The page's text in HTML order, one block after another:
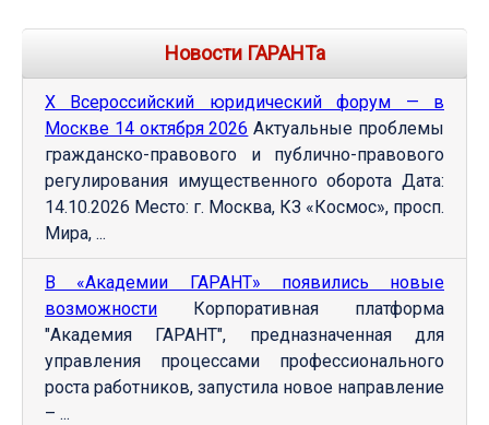
Новости ГАРАНТа
Х Всероссийский юридический форум — в
Москве 14 октября 2026 Актуальные проблемы
гражданско-правового и публично-правового
регулирования имущественного оборота Дата:
14.10.2026 Место: г. Москва, КЗ «Космос», просп.
Мира, ...
В «Академии ГАРАНТ» появились новые
возможности Корпоративная платформа
"Академия ГАРАНТ", предназначенная для
управления процессами профессионального
роста работников, запустила новое направление
– ...